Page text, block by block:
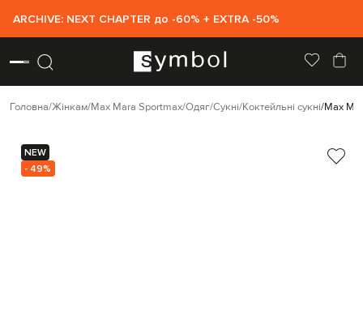
ARCHIVE: NEXT CHAPTER до -60% + EXTRA -50%
Головна Жінкам Max Mara Sportmax Одяг Сукні Коктейльні сукні Max
NEW
- 49%